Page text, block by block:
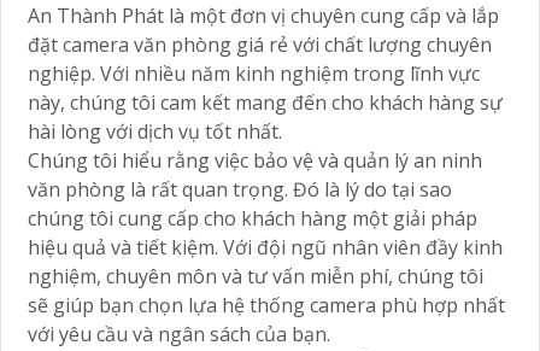
An Thành Phát là một đơn vị chuyên cung cấp và lắp
đặt camera văn phòng giá rẻ với chất lượng chuyên
nghiệp. Với nhiều năm kinh nghiệm trong lĩnh vực
này, chúng tôi cam kết mang đến cho khách hàng sự
hài lòng với dịch vụ tốt nhất.
Chúng tôi hiểu rằng việc bảo vệ và quản lý an ninh
văn phòng là rất quan trọng. Đó là lý do tại sao
chúng tôi cung cấp cho khách hàng một giải pháp
hiệu quả và tiết kiệm. Với đội ngũ nhân viên đầy kinh
nghiệm, chuyên môn và tư vấn miễn phí, chúng tôi
sẽ giúp bạn chọn lựa hệ thống camera phù hợp nhất
với yêu cầu và ngân sách của bạn.